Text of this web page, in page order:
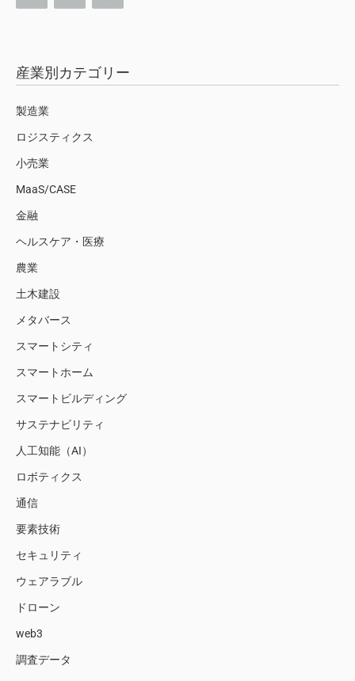
産業別カテゴリー
製造業
ロジスティクス
小売業
MaaS/CASE
金融
ヘルスケア・医療
農業
土木建設
メタバース
スマートシティ
スマートホーム
スマートビルディング
サステナビリティ
人工知能（AI）
ロボティクス
通信
要素技術
セキュリティ
ウェアラブル
ドローン
web3
調査データ